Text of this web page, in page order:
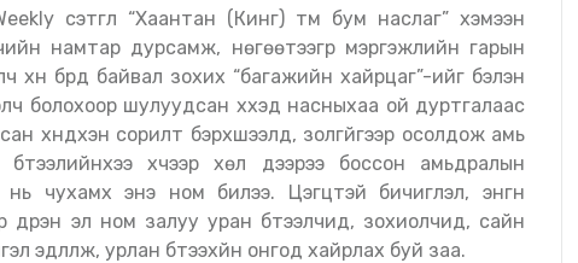
сэтгүүл “Хаантан (Кинг) түм бум наслаг” хэмээн
намтар дурсамж, нөгөөтээгүүр мэргэжлийн гарын
хүн бүрд байвал зохих “багажийн хайрцаг”-ийг бэлэн
болохоор шулуудсан хүүхэд насныхаа ой дуртгалаас
хүндхэн сорилт бэрхшээлүүд, золгүйгээр осолдож амь
хүчээр хөл дээрээ боссон амьдралын
чухамхүү энэ ном билээ. Цэгцтэй бичиглэл, энгүүн
эл ном залуу уран бүтээлчид, зохиолчид, сайн
эдлүүлж, урлан бүтээхүйн онгод хайрлах буй заа.